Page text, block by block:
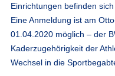
Einrichtungen befinden
Eine Anmeldung ist am
01.04.2020 möglich – der
Kaderzugehörigkeit der
Wechsel in die